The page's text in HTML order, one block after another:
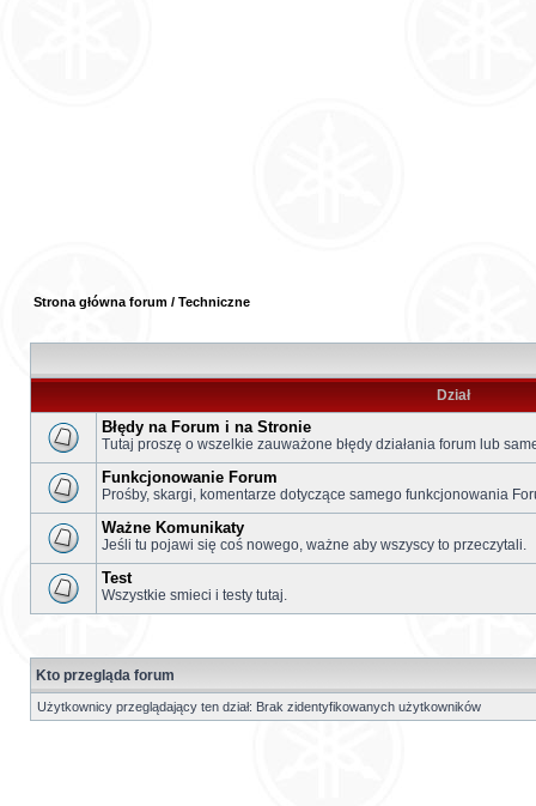
Strona główna forum / Techniczne
Dział
Błędy na Forum i na Stronie
Tutaj proszę o wszelkie zauważone błędy działania forum lub
Funkcjonowanie Forum
Prośby, skargi, komentarze dotyczące samego funkcjonowania
Ważne Komunikaty
Jeśli tu pojawi się coś nowego, ważne aby wszyscy to przeczytali.
Test
Wszystkie smieci i testy tutaj.
Kto przegląda forum
Użytkownicy przeglądający ten dział: Brak zidentyfikowanych użytkowników